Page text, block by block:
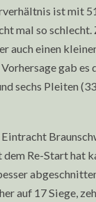
ist mit
mal so schlecht.
auch einen
gab es
sechs Pleiten
dem Re-Start hat
auf 17 Siege,